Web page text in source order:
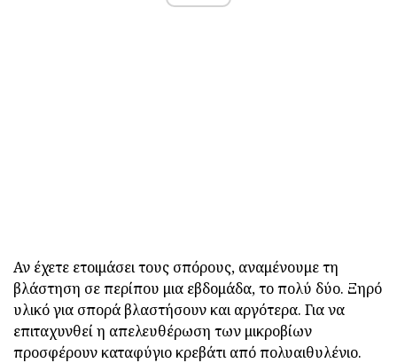
Αν έχετε ετοιμάσει τους σπόρους, αναμένουμε τη
βλάστηση σε περίπου μια εβδομάδα, το πολύ δύο. Ξηρό
υλικό για σπορά βλαστήσουν και αργότερα. Για να
επιταχυνθεί η απελευθέρωση των μικροβίων
προσφέρουν καταφύγιο κρεβάτι από πολυαιθυλένιο.